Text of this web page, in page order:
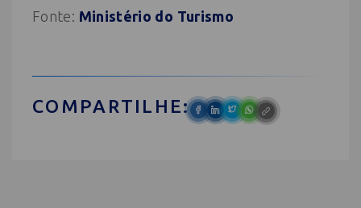
Fonte: Ministério do Turismo
COMPARTILHE: